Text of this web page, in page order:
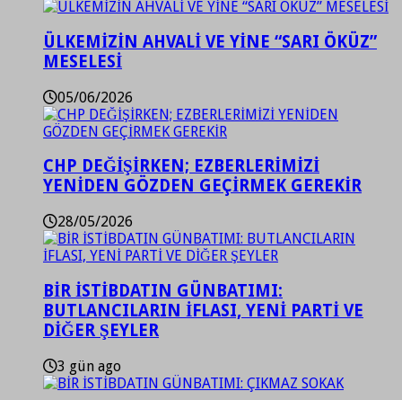
ÜLKEMİZİN AHVALİ VE YİNE “SARI ÖKÜZ”
MESELESİ
05/06/2026
CHP DEĞİŞİRKEN; EZBERLERİMİZİ
YENİDEN GÖZDEN GEÇİRMEK GEREKİR
28/05/2026
BİR İSTİBDATIN GÜNBATIMI:
BUTLANCILARIN İFLASI, YENİ PARTİ VE
DİĞER ŞEYLER
3 gün ago